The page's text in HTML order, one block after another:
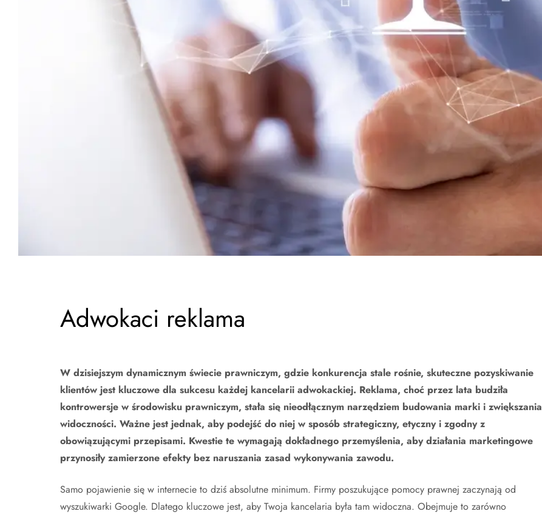
Adwokaci reklama
W dzisiejszym dynamicznym świecie prawniczym, gdzie konkurencja stale rośnie, skuteczne pozyskiwanie
klientów jest kluczowe dla sukcesu każdej kancelarii adwokackiej. Reklama, choć przez lata budziła
kontrowersje w środowisku prawniczym, stała się nieodłącznym narzędziem budowania marki i zwiększania
widoczności. Ważne jest jednak, aby podejść do niej w sposób strategiczny, etyczny i zgodny z
obowiązującymi przepisami. Kwestie te wymagają dokładnego przemyślenia, aby działania marketingowe
przynosiły zamierzone efekty bez naruszania zasad wykonywania zawodu.
Samo pojawienie się w internecie to dziś absolutne minimum. Firmy poszukujące pomocy prawnej zaczynają od
wyszukiwarki Google. Dlatego kluczowe jest, aby Twoja kancelaria była tam widoczna. Obejmuje to zarówno